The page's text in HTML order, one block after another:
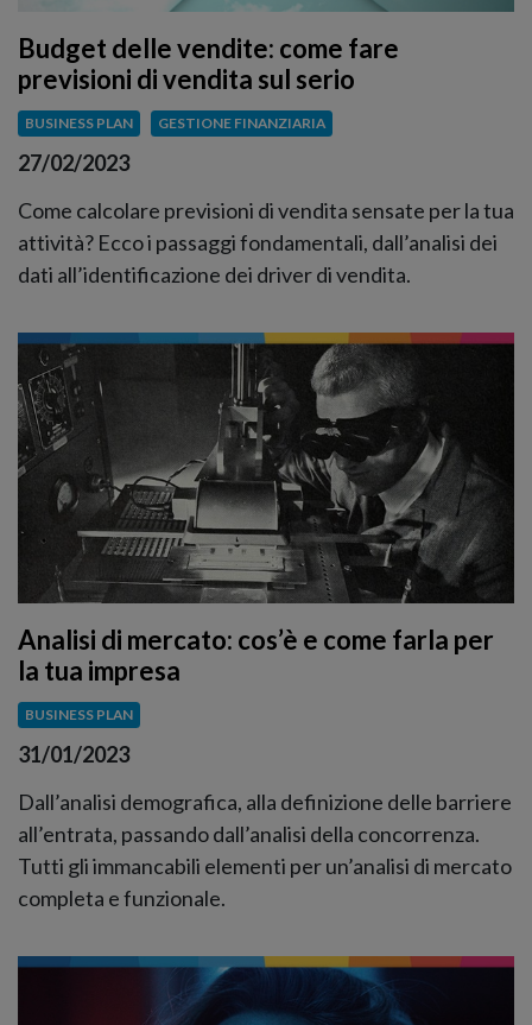
Budget delle vendite: come fare
previsioni di vendita sul serio
BUSINESS PLAN GESTIONE FINANZIARIA
27/02/2023
Come calcolare previsioni di vendita sensate per la tua
attività? Ecco i passaggi fondamentali, dall’analisi dei
dati all’identificazione dei driver di vendita.
Analisi di mercato: cos’è e come farla per
la tua impresa
BUSINESS PLAN
31/01/2023
Dall’analisi demografica, alla definizione delle barriere
all’entrata, passando dall’analisi della concorrenza.
Tutti gli immancabili elementi per un’analisi di mercato
completa e funzionale.